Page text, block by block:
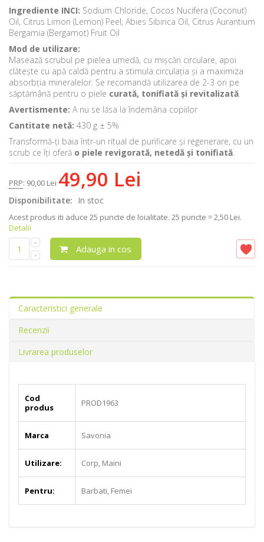
Ingrediente INCI: Sodium Chloride, Cocos Nucifera (Coconut)
Oil, Citrus Limon (Lemon) Peel, Abies Sibirica Oil, Citrus Aurantium
Bergamia (Bergamot) Fruit Oil
Mod de utilizare:
Masează scrubul pe pielea umedă, cu mișcări circulare, apoi
clătește cu apă caldă pentru a stimula circulația și a maximiza
absorbția mineralelor. Se recomandă utilizarea de 2-3 ori pe
săptămână pentru o piele curată, tonifiată și revitalizată.
Avertismente: A nu se lăsa la îndemâna copiilor
Cantitate netă: 430 g ± 5%
Transformă-ți baia într-un ritual de purificare și regenerare, cu un
scrub ce îți oferă o piele revigorată, netedă și tonifiată.
PRP: 90,00 Lei 49,90 Lei
Disponibilitate: In stoc
Acest produs iti aduce 25 puncte de loialitate. 25 puncte = 2,50 Lei.
Detalii
Adauga in cos
Caracteristici generale
Recenzii
Livrarea produselor
Cod
produs
PROD1963
Marca Savonia
Utilizare: Corp, Maini
Pentru: Barbati, Femei